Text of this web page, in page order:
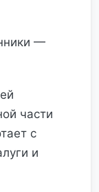
—
части
с
и